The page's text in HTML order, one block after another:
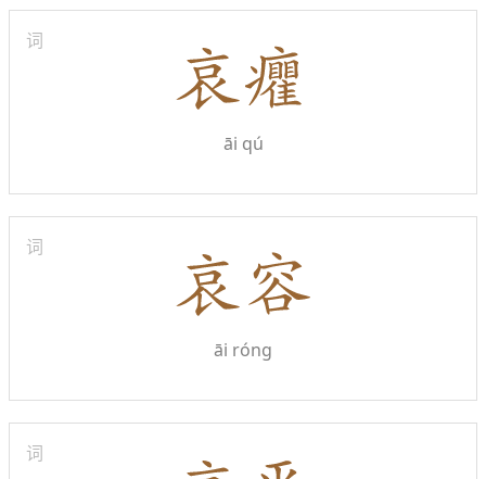
词
āi qú
词
āi róng
词